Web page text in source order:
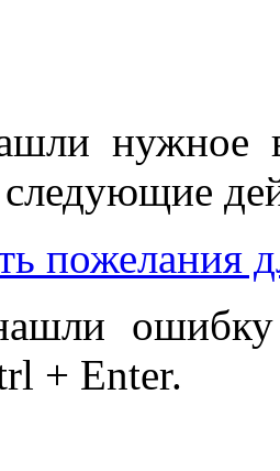
нужное
пожелания
ошибку
+ Enter.